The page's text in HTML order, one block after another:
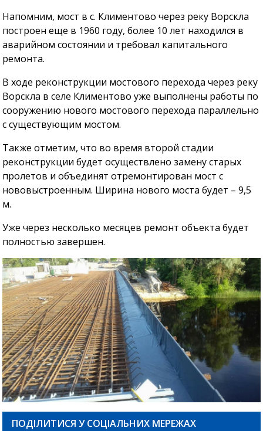
Напомним, мост в с. Климентово через реку Ворскла
построен еще в 1960 году, более 10 лет находился в
аварийном состоянии и требовал капитального
ремонта.
В ходе реконструкции мостового перехода через реку
Ворскла в селе Климентово уже выполнены работы по
сооружению нового мостового перехода параллельно
с существующим мостом.
Также отметим, что во время второй стадии
реконструкции будет осуществлено замену старых
пролетов и объединят отремонтирован мост с
нововыстроенным. Ширина нового моста будет – 9,5
м.
Уже через несколько месяцев ремонт объекта будет
полностью завершен.
ПОДІЛИТИСЯ У СОЦІАЛЬНИХ МЕРЕЖАХ